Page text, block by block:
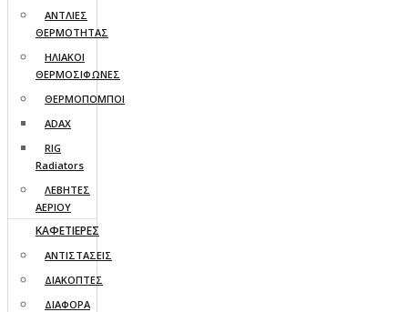
ΑΝΤΛΙΕΣ
ΘΕΡΜΟΤΗΤΑΣ
ΗΛΙΑΚΟΙ
ΘΕΡΜΟΣΙΦΩΝΕΣ
ΘΕΡΜΟΠΟΜΠΟΙ
ADAX
RIG
Radiators
ΛΕΒΗΤΕΣ
ΑΕΡΙΟΥ
ΚΑΦΕΤΙΕΡΕΣ
ΑΝΤΙΣΤΑΣΕΙΣ
ΔΙΑΚΟΠΤΕΣ
ΔΙΑΦΟΡΑ